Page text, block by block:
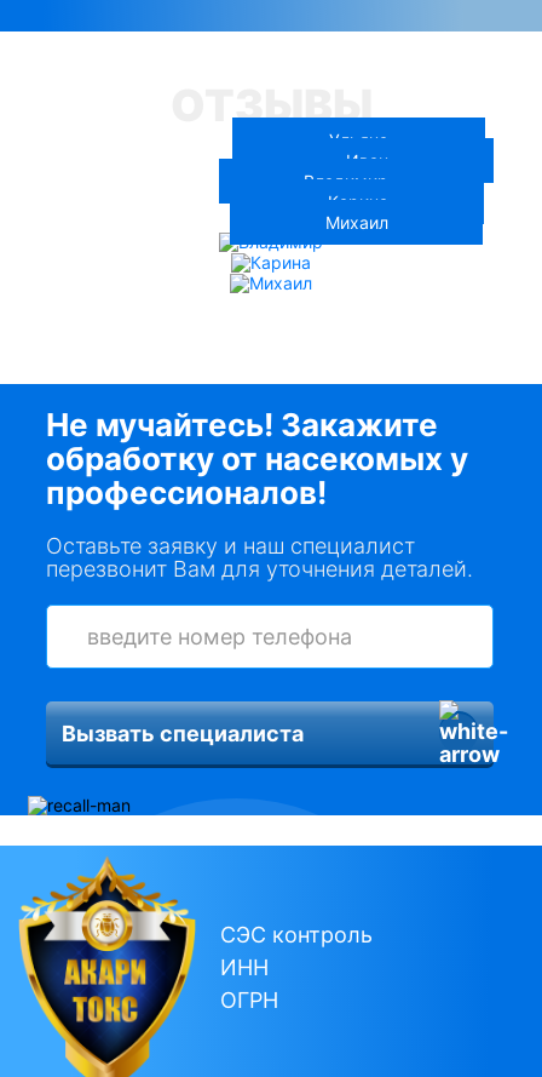
ОТЗЫВЫ
Ульяна
Иван
Владимир
Карина
Михаил
Не мучайтесь! Закажите
обработку от насекомых у
профессионалов!
Оставьте заявку и наш специалист
перезвонит Вам для уточнения деталей.
Вызвать специалиста
СЭС контроль
ИНН
ОГРН